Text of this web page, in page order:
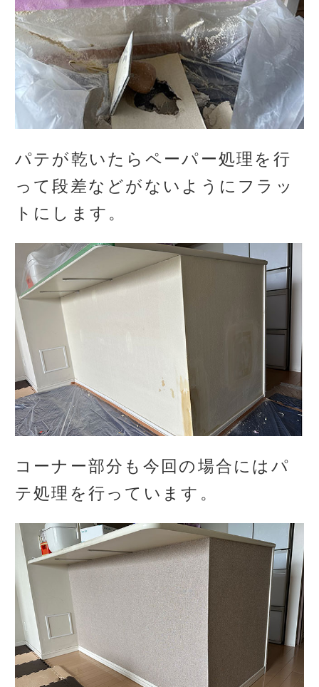
パテが乾いたらペーパー処理を行
って段差などがないようにフラッ
トにします。
コーナー部分も今回の場合にはパ
テ処理を行っています。